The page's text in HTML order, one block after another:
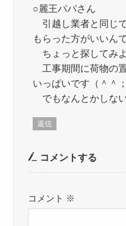
○麗王パパさん
引越し業者と同じ
もらった方がいいん
ちょっと探してみよ
工事期間に荷物の
いっぱいです（＾＾；
でもなんとかしない
返信
コメントする
コメント ※